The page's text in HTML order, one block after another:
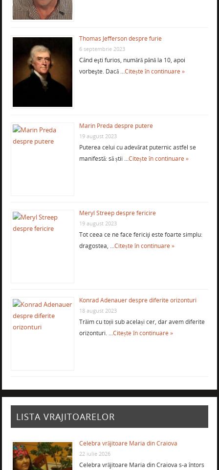
Thomas Jefferson despre furie
6 septembrie 2023
Când eşti furios, numără până la 10, apoi
vorbeşte. Dacă …Citește în continuare »
Marin Preda despre putere
19 august 2023
Puterea celui cu adevărat puternic astfel se
manifestă: să știi …Citește în continuare »
Meryl Streep despre fericire
19 august 2023
Tot ceea ce ne face fericiţi este foarte simplu:
dragostea, …Citește în continuare »
Konrad Adenauer despre diferite orizonturi
18 august 2023
Trăim cu toții sub același cer, dar avem diferite
orizonturi. …Citește în continuare »
LISTA VRAJITOARELOR
Celebra vrăjitoare Maria din Craiova
22 iulie 2026
Celebra vrăjitoare Maria din Craiova s-a întors